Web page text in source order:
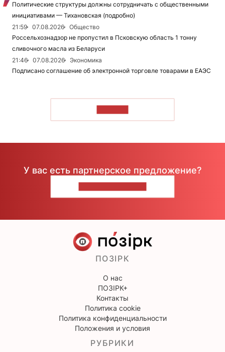
Политические структуры должны сотрудничать с общественными
инициативами — Тихановская (подробно)
21:59
07.08.2026
Общество
Россельхознадзор не пропустил в Псковскую область 1 тонну
сливочного масла из Беларуси
21:46
07.08.2026
Экономика
Подписано соглашение об электронной торговле товарами в ЕАЭС
У вас есть партнерское предложение?
ПОЗІРК
О нас
ПОЗІРК+
Контакты
Политика cookie
Политика конфиденциальности
Положения и условия
РУБРИКИ